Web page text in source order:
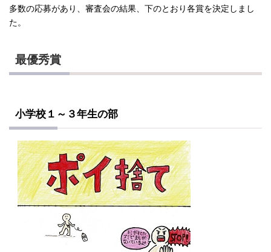
多数の応募があり、審査会の結果、下のとおり各賞を決定しまし
た。
最優秀賞
小学校１～３年生の部